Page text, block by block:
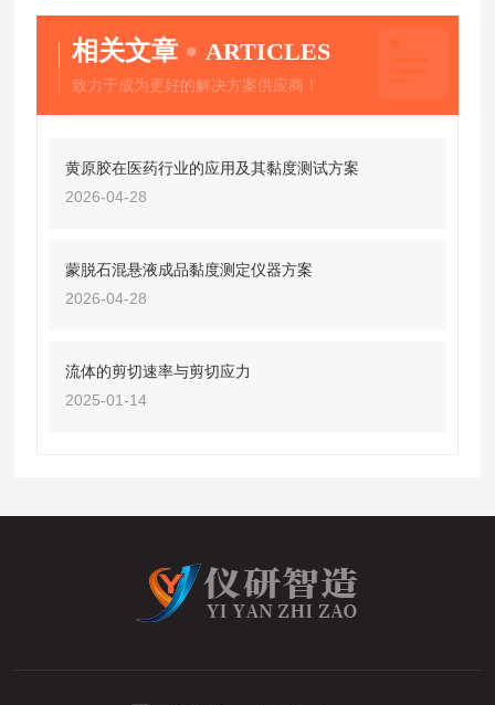
相关文章 ARTICLES
致力于成为更好的解决方案供应商！
黄原胶在医药行业的应用及其黏度测试方案
2026-04-28
蒙脱石混悬液成品黏度测定仪器方案
2026-04-28
流体的剪切速率与剪切应力
2025-01-14